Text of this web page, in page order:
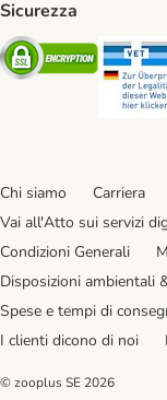
Sicurezza
Security
Chi siamo Carriera
Vai all'Atto sui servizi
Condizioni Generali
Disposizioni ambientali
Spese e tempi di
I clienti dicono di noi
© zooplus SE 2026